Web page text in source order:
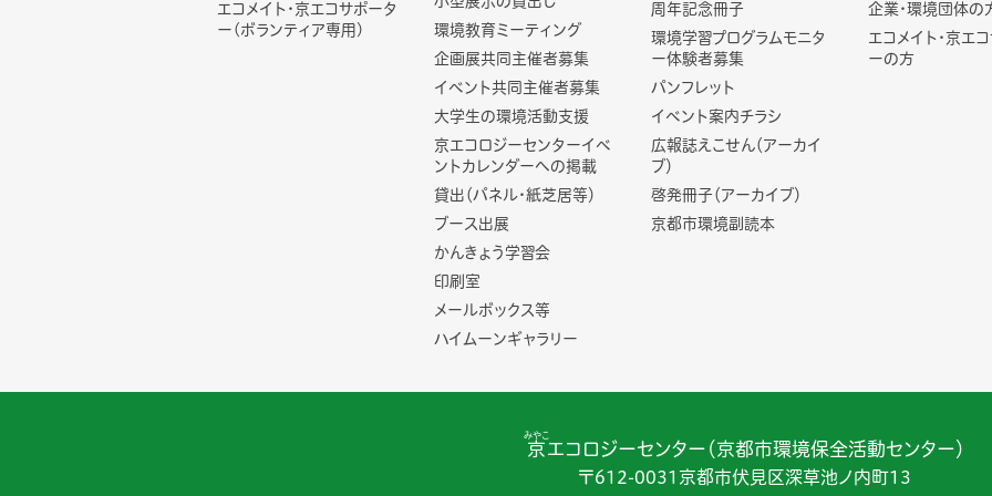
エコメイト・京エコサポータ
ー(ボランティア専用)
環境教育ミーティング
企画展共同主催者募集
イベント共同主催者募集
大学生の環境活動支援
京エコロジーセンターイベ
ントカレンダーへの掲載
貸出（パネル・紙芝居等）
ブース出展
かんきょう学習会
印刷室
メールボックス等
ハイムーンギャラリー
周年記念冊子
環境学習プログラムモニタ
ー体験者募集
パンフレット
イベント案内チラシ
広報誌えこせん（アーカイ
ブ）
啓発冊子（アーカイブ）
京都市環境副読本
企業・環境団体の
エコメイト・京エ
ーの方
京
みやこ
エコロジーセンター（京都市環境保全活動センター）
〒612-0031京都市伏見区深草池ノ内町13